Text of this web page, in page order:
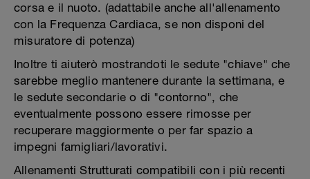
corsa e il nuoto. (adattabile anche all'allenamento
con la Frequenza Cardiaca, se non disponi del
misuratore di potenza)
Inoltre ti aiuterò mostrandoti le sedute "chiave" che
sarebbe meglio mantenere durante la settimana, e
le sedute secondarie o di "contorno", che
eventualmente possono essere rimosse per
recuperare maggiormente o per far spazio a
impegni famigliari/lavorativi.
Allenamenti Strutturati compatibili con i più recenti